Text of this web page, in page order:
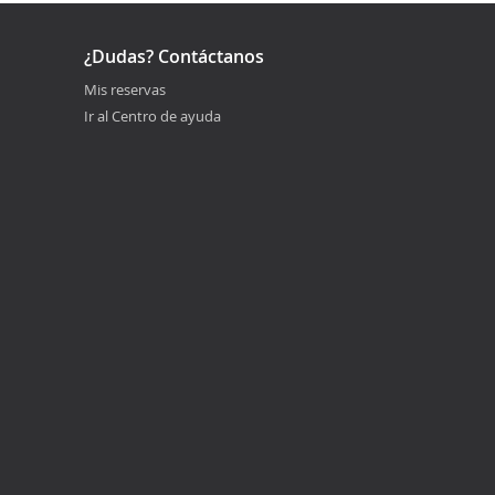
¿Dudas? Contáctanos
Mis reservas
Ir al Centro de ayuda